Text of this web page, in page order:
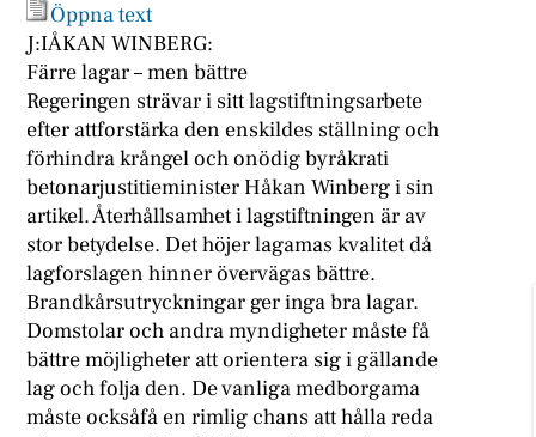
Öppna text
J:IÅKAN WINBERG:
Färre lagar – men bättre
Regeringen strävar i sitt lagstiftningsarbete
efter attforstärka den enskildes ställning och
förhindra krångel och onödig byråkrati
betonarjustitieminister Håkan Winberg i sin
artikel. Återhållsamhet i lagstiftningen är av
stor betydelse. Det höjer lagamas kvalitet då
lagforslagen hinner övervägas bättre.
Brandkårsutryckningar ger inga bra lagar.
Domstolar och andra myndigheter måste få
bättre möjligheter att orientera sig i gällande
lag och folja den. De vanliga medborgama
måste ocksåfå en rimlig chans att hålla reda